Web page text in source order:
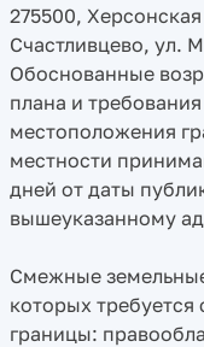
275500,
Счастливцево, ул.
Обоснованные
плана и
местоположения
местности
дней от даты
вышеуказанному
Смежные
которых требуется
границы: